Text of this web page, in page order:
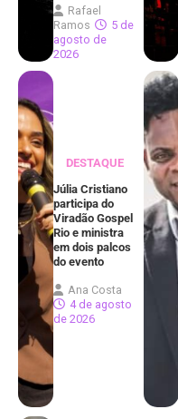
Rafael
Ramos
5 de
agosto de
2026
DESTAQUE
Júlia Cristiano
participa do
Viradão Gospel
Rio e ministra
em dois palcos
do evento
Ana Costa
4 de agosto
de 2026